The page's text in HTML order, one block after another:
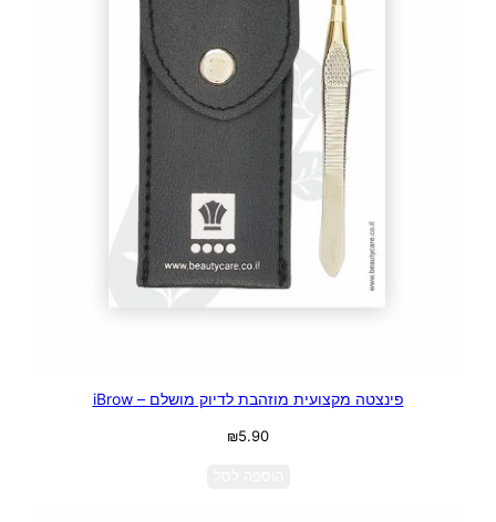
פינצטה מקצועית מוזהבת לדיוק מושלם – iBrow
₪5.90